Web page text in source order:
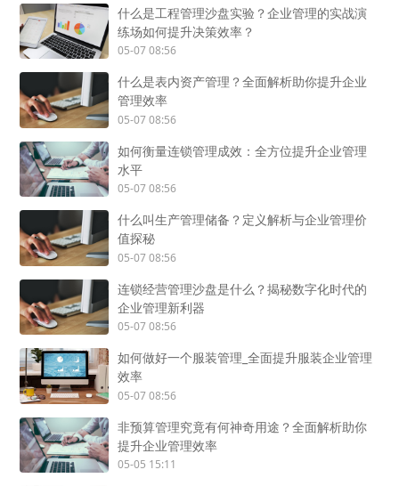
什么是工程管理沙盘实验？企业管理的实战演
练场如何提升决策效率？
05-07 08:56
什么是表内资产管理？全面解析助你提升企业
管理效率
05-07 08:56
如何衡量连锁管理成效：全方位提升企业管理
水平
05-07 08:56
什么叫生产管理储备？定义解析与企业管理价
值探秘
05-07 08:56
连锁经营管理沙盘是什么？揭秘数字化时代的
企业管理新利器
05-07 08:56
如何做好一个服装管理_全面提升服装企业管理
效率
05-07 08:56
非预算管理究竟有何神奇用途？全面解析助你
提升企业管理效率
05-05 15:11